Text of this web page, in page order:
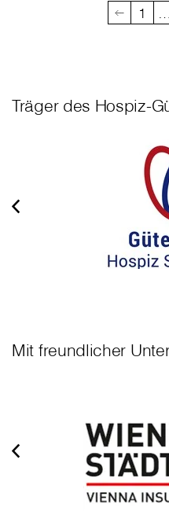
1 …
Träger des Hospiz-
Mit freundlicher